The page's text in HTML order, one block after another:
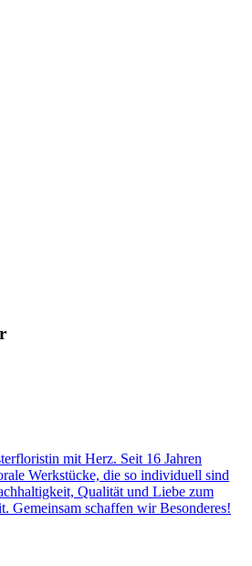
mit Herz. Seit 16 Jahren
Werkstücke, die so individuell sind
Qualität und Liebe zum
Gemeinsam schaffen wir Besonderes!